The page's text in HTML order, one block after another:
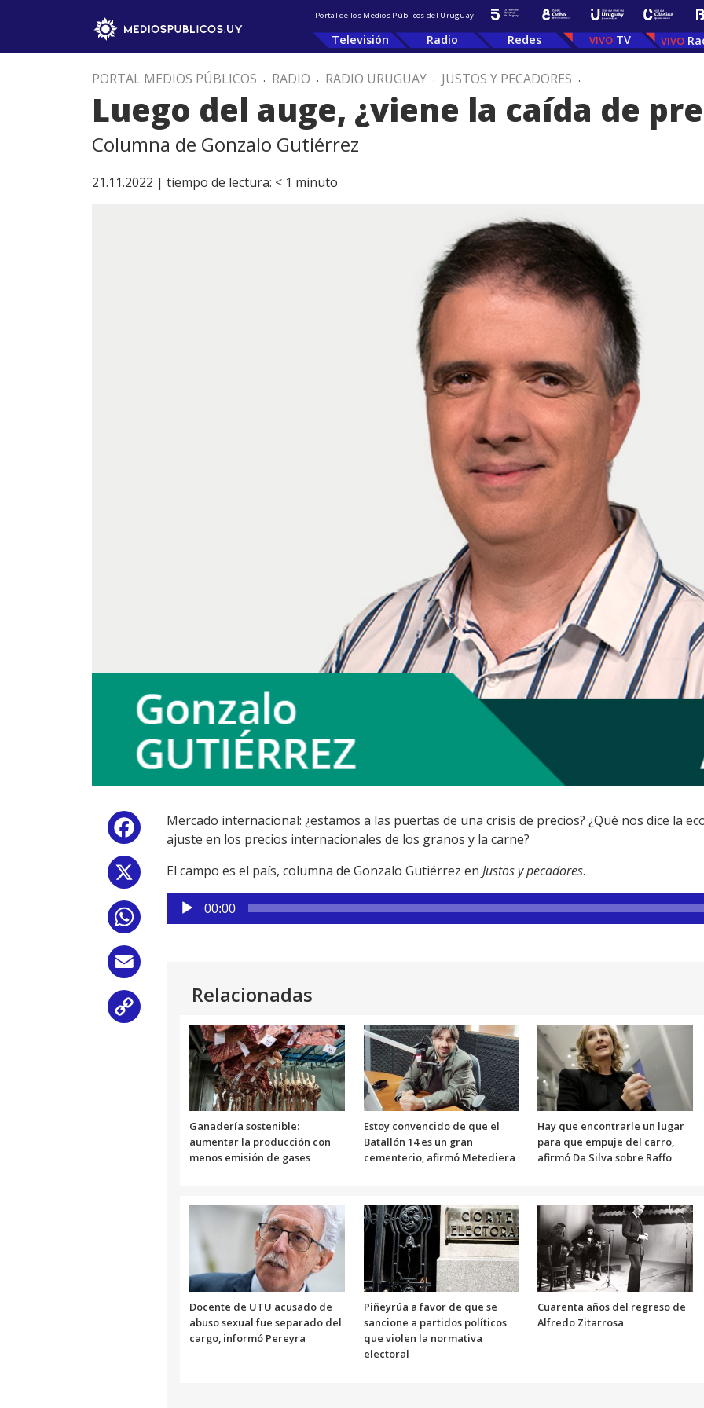
Portal de los Medios Públicos del Uruguay
Televisión Radio Redes TV
PORTAL MEDIOS PÚBLICOS . RADIO . RADIO URUGUAY . JUSTOS Y PECADORES .
Luego del auge, ¿viene la caída de
Columna de Gonzalo Gutiérrez
21.11.2022 | tiempo de lectura: < 1 minuto
Facebook
WhatsApp
Mercado internacional: ¿estamos a las puertas de una crisis de precios? ¿Qué nos dice la
ajuste en los precios internacionales de los granos y la carne?
El campo es el país, columna de Gonzalo Gutiérrez en Justos y pecadores.
Reproductor
de
00:00
Relacionadas
Ganadería sostenible:
aumentar la producción con
menos emisión de gases
Estoy convencido de que el
Batallón 14 es un gran
cementerio, afirmó Metediera
Hay que encontrarle un lugar
para que empuje del carro,
afirmó Da Silva sobre Raffo
Docente de UTU acusado de
abuso sexual fue separado del
cargo, informó Pereyra
Piñeyrúa a favor de que se
sancione a partidos políticos
que violen la normativa
electoral
Cuarenta años del regreso de
Alfredo Zitarrosa